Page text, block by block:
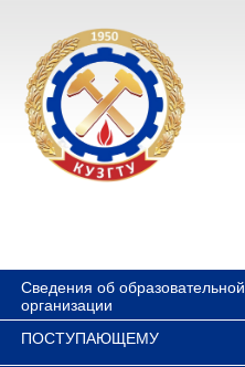
Сведения об образовательной
организации
ПОСТУПАЮЩЕМУ